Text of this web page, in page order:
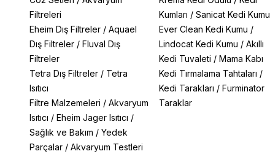
Filtreleri
Eheim Dış Filtreler / Aquael
Dış Filtreler / Fluval Dış
Filtreler
Tetra Dış Filtreler / Tetra
Isıtıcı
Filtre Malzemeleri / Akvaryum
Isıtıcı / Eheim Jager Isıtıcı /
Sağlık ve Bakım / Yedek
Parçalar / Akvaryum Testleri
Kumları / Sanicat Kedi Kumu
Ever Clean Kedi Kumu /
Lindocat Kedi Kumu / Akıllı
Kedi Tuvaleti / Mama Kabı
Kedi Tırmalama Tahtaları /
Kedi Tarakları / Furminator
Taraklar